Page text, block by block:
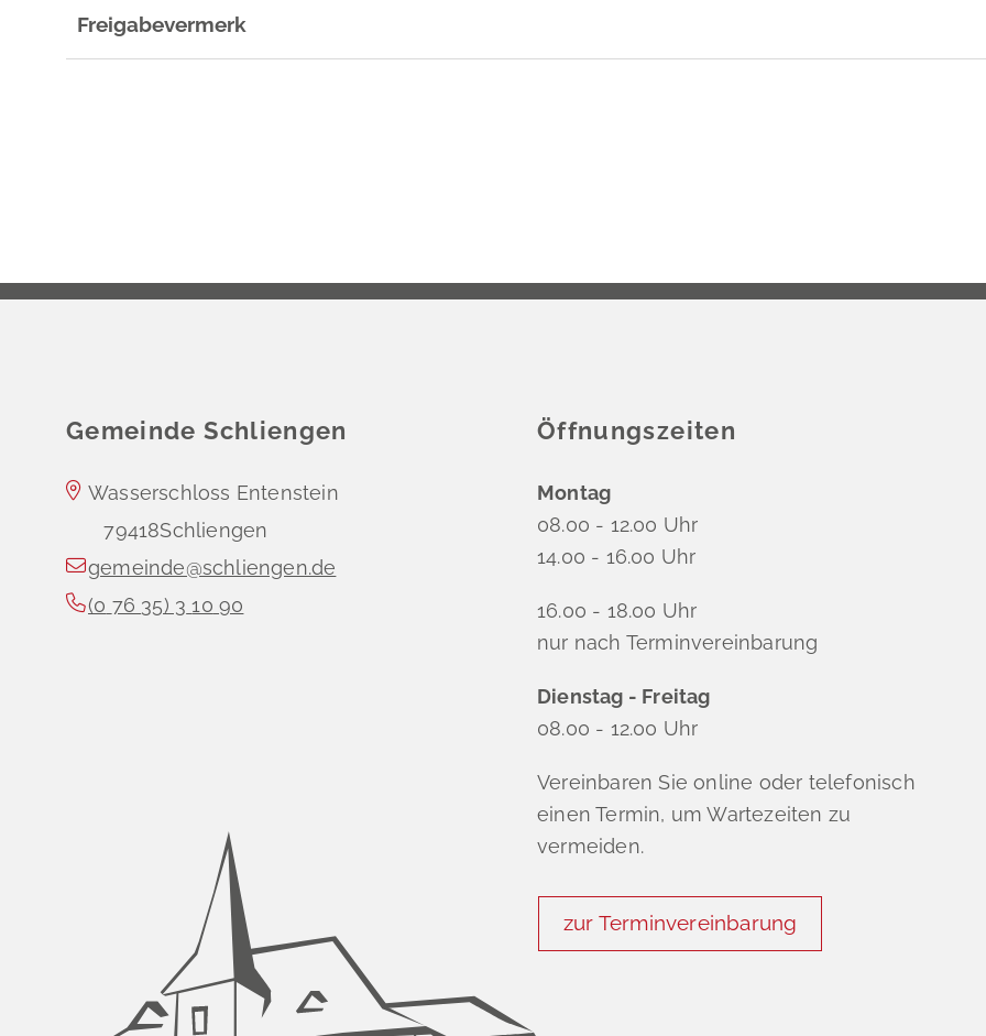
Freigabevermerk
Gemeinde Schliengen
Wasserschloss Entenstein
79418Schliengen
gemeinde@schliengen.de
(0 76 35) 3 10 90
Öffnungszeiten
Montag
08.00 - 12.00 Uhr
14.00 - 16.00 Uhr
16.00 - 18.00 Uhr
nur nach Terminvereinbarung
Dienstag - Freitag
08.00 - 12.00 Uhr
Vereinbaren Sie online oder telefonisch
einen Termin, um Wartezeiten zu
vermeiden.
zur Terminvereinbarung